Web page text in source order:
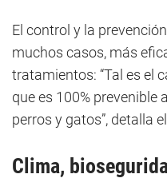
El control y la
muchos casos, más
tratamientos: “Tal es el
que es 100% prevenible
perros y gatos”, detalla
Clima,